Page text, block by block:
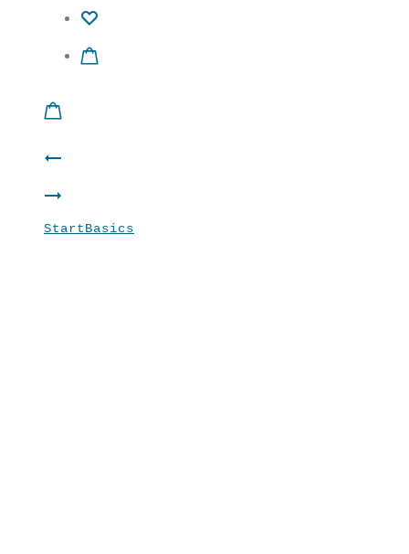
Product
navigation
Shirt
“Sonne”
StartBasics